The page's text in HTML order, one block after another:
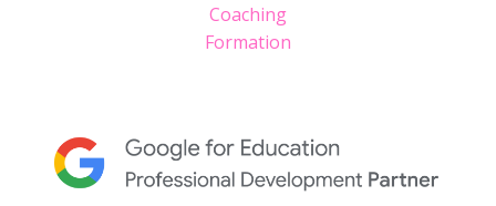
Coaching
Formation